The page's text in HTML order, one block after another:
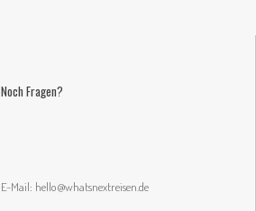
Noch Fragen?
E-Mail: hello@whatsnextreisen.de